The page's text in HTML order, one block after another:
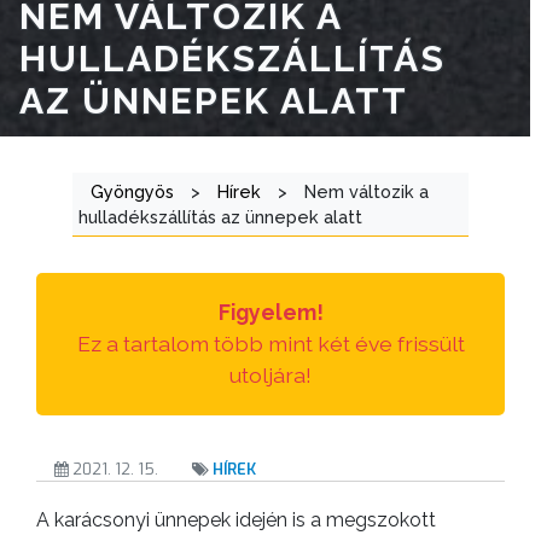
ÁTLÁTHATÓSÁG
AZ
CÉGEK
INTÉZMÉNYEK
NYOMTATVÁNYOK
ANYAGOK
NEM VÁLTOZIK A
HULLADÉKSZÁLLÍTÁS
AZ ÜNNEPEK ALATT
Gyöngyös > Hírek >
Nem változik a
hulladékszállítás az ünnepek alatt
Figyelem!
Ez a tartalom több mint két éve frissült
utoljára!
2021. 12. 15. HÍREK
A karácsonyi ünnepek idején is a megszokott